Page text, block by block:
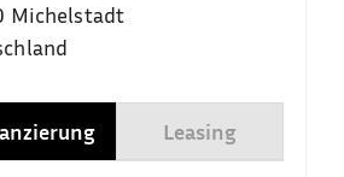
Michelstadt
Leasing